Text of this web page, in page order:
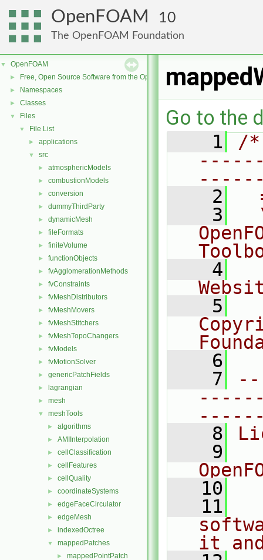
OpenFOAM 10
The OpenFOAM Foundation
▼ OpenFOAM
► Free, Open Source Software from the OpenFOAM Foundation
► Namespaces
► Classes
▼ Files
▼ File List
► applications
▼ src
► atmosphericModels
► combustionModels
► conversion
► dummyThirdParty
► dynamicMesh
► fileFormats
► finiteVolume
► functionObjects
► fvAgglomerationMethods
► fvConstraints
► fvMeshDistributors
► fvMeshMovers
► fvMeshStitchers
► fvMeshTopoChangers
► fvModels
► fvMotionSolver
► genericPatchFields
► lagrangian
► mesh
▼ meshTools
► algorithms
► AMIInterpolation
► cellClassification
► cellFeatures
► cellQuality
► coordinateSystems
► edgeFaceCirculator
► edgeMesh
► indexedOctree
▼ mappedPatches
► mappedPointPatch
Go to the
    1
/
    2
    3
    4
    5
    6
    7
    8
    9
   10
   11
it